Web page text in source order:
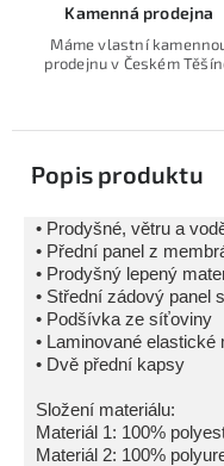
Kamenná prodejna
Máme vlastní
prodejnu v Českém
Popis produktu
• Prodyšné, větru a
• Přední panel z
• Prodyšný lepený
• Střední zádový panel
• Podšívka ze síťoviny
• Laminované
• Dvě přední kapsy
Složení materiálu:
Materiál 1: 100%
Materiál 2: 100%